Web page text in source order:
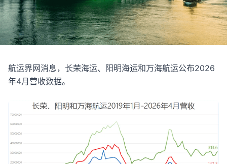
航运界网消息，长荣海运、阳明海运和万海航运公布2026
年4月营收数据。